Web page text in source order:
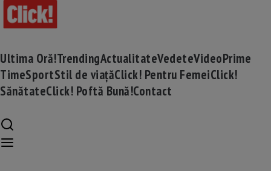
Ultima Oră!TrendingActualitateVedeteVideoPrime
TimeSportStil de viațăClick! Pentru FemeiClick!
SănătateClick! Poftă Bună!Contact